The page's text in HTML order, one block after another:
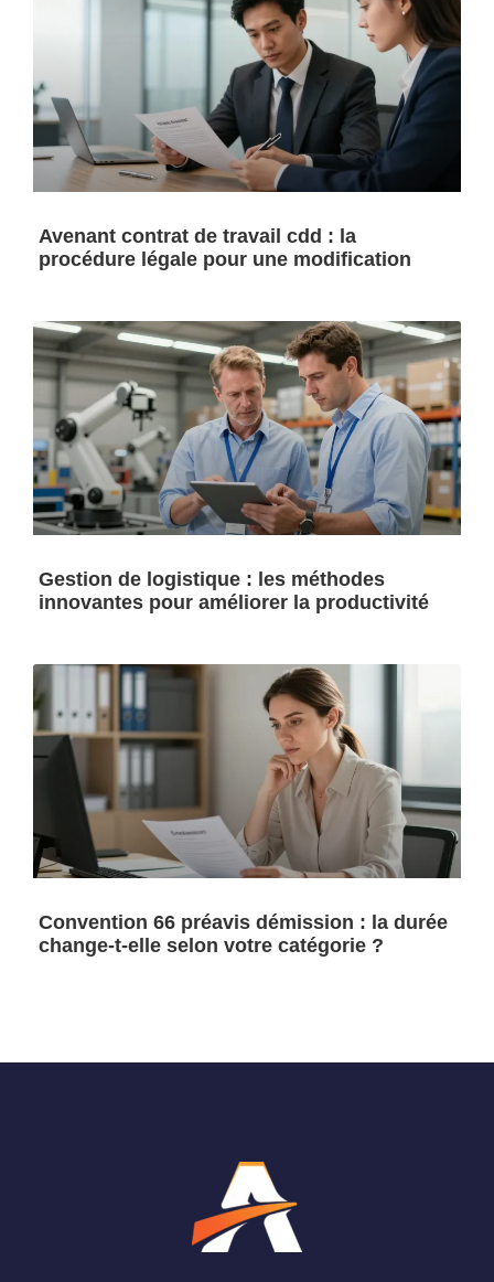
Avenant contrat de travail cdd : la
procédure légale pour une modification
Gestion de logistique : les méthodes
innovantes pour améliorer la productivité
Convention 66 préavis démission : la durée
change-t-elle selon votre catégorie ?